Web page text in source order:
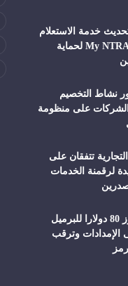
خدمة الاستعلام
عن الخطوط عبر My NTRA لحماية
نشاط التخصيم
الشركات على منظومة
تتفقان على
لرقمنة الخدمات
أسعار النفط تتجاوز 80 دولارا للبرميل
وترقب